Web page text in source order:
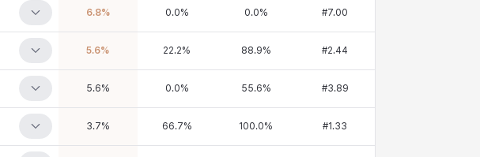
6.8% 0.0% 0.0% #7.00
5.6% 22.2% 88.9% #2.44
5.6% 0.0% 55.6% #3.89
3.7% 66.7% 100.0% #1.33